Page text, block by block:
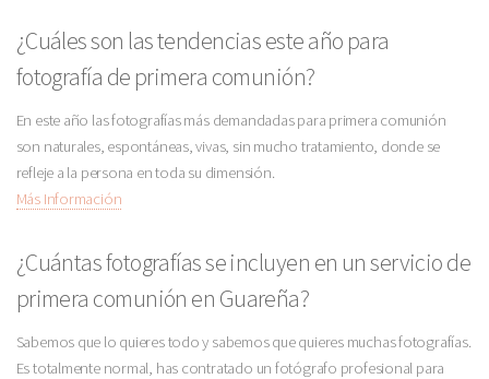
¿Cuáles son las tendencias este año para
fotografía de primera comunión?
En este año las fotografías más demandadas para primera comunión
son naturales, espontáneas, vivas, sin mucho tratamiento, donde se
refleje a la persona en toda su dimensión.
Más Información
¿Cuántas fotografías se incluyen en un servicio de
primera comunión en Guareña?
Sabemos que lo quieres todo y sabemos que quieres muchas fotografías.
Es totalmente normal, has contratado un fotógrafo profesional para